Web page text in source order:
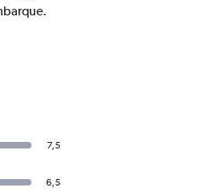
7,5
6,5